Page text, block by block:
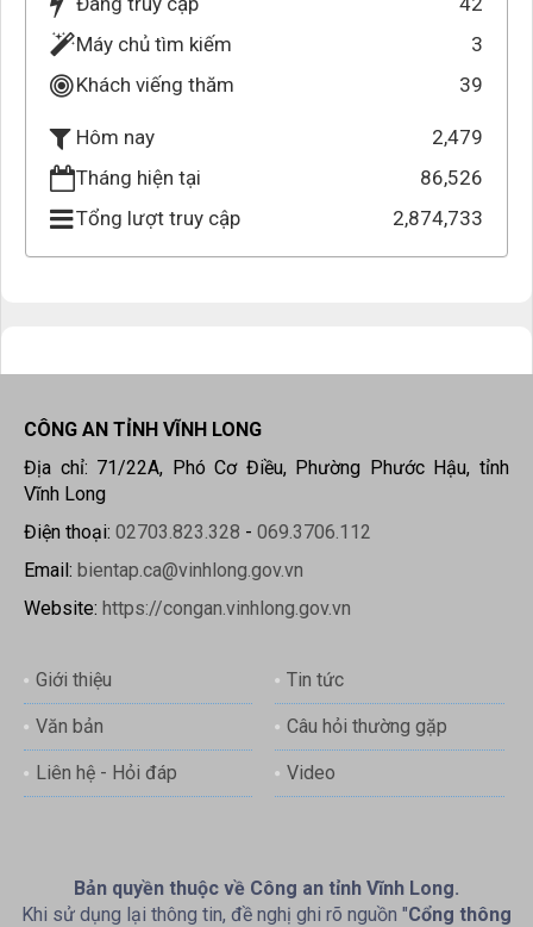
Máy chủ tìm kiếm
3
Khách viếng thăm
39
Hôm nay
2,479
Tháng hiện tại
86,526
Tổng lượt truy cập
2,874,733
CÔNG AN TỈNH VĨNH LONG
Địa chỉ: 71/22A, Phó Cơ Điều, Phường Phước Hậu, tỉnh
Vĩnh Long
Điện thoại: 02703.823.328 - 069.3706.112
Email: bientap.ca@vinhlong.gov.vn
Website: https://congan.vinhlong.gov.vn
Giới thiệu Tin tức
Văn bản Câu hỏi thường gặp
Liên hệ - Hỏi đáp Video
Bản quyền thuộc về Công an tỉnh Vĩnh Long.
Khi sử dụng lại thông tin, đề nghị ghi rõ nguồn "Cổng thông